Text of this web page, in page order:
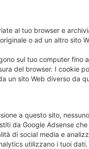
al tuo browser e
o ad un altro sito
sul tuo computer fino
del browser. I cookie
un sito Web diverso da
a questo sito,
da Google Adsense
di social media e
utilizzano i tuoi dati.